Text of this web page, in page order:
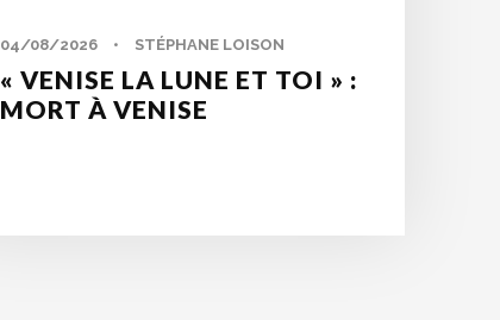
04/08/2026 • STÉPHANE LOISON
« VENISE LA LUNE ET TOI » :
MORT À VENISE